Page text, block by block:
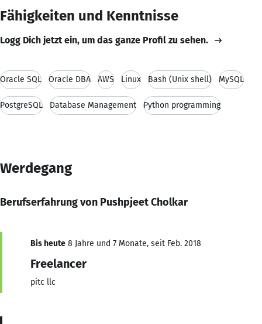
Fähigkeiten und Kenntnisse
Logg Dich jetzt ein, um das ganze Profil zu sehen.
Oracle SQL Oracle DBA AWS Linux Bash (Unix shell) MySQL
PostgreSQL Database Management Python programming
Werdegang
Berufserfahrung von Pushpjeet Cholkar
Bis heute 8 Jahre und 7 Monate, seit Feb. 2018
Freelancer
pitc llc